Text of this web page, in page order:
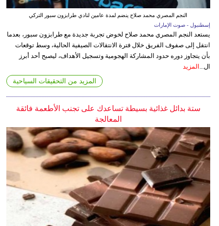
النجم المصري محمد صلاح ينضم لمدة عامين لنادي طرابزون سبور التركي
إسطنبول - صوت الإمارات
يستعد النجم المصري محمد صلاح لخوض تجربة جديدة مع طرابزون سبور، بعدما
انتقل إلى صفوف الفريق خلال فترة الانتقالات الصيفية الحالية، وسط توقعات
بأن يتجاوز دوره حدود المشاركة الهجومية وتسجيل الأهداف، ليصبح أحد أبرز
ال... المزيد
المزيد من التحقيقات السياحية
ستة بدائل غذائية بسيطة تساعدك على تجنب الأطعمة فائقة
المعالجة